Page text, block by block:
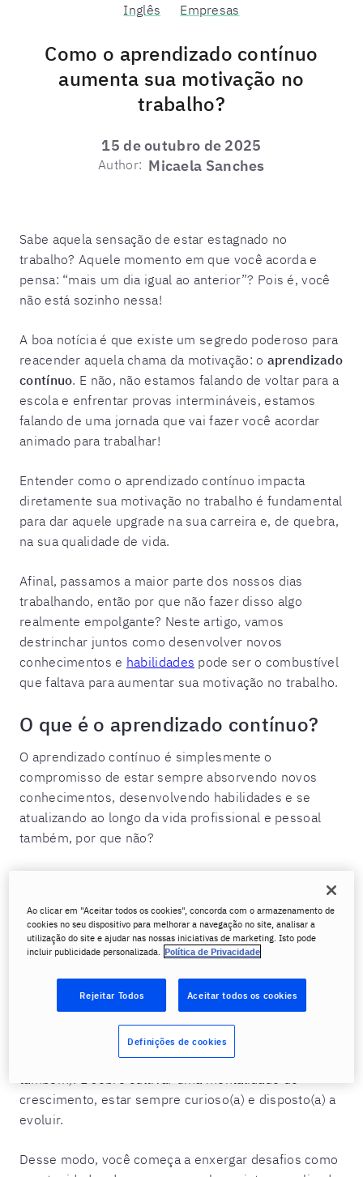
Inglês Empresas
Como o aprendizado contínuo
aumenta sua motivação no
trabalho?
15 de outubro de 2025
Author: Micaela Sanches
Sabe aquela sensação de estar estagnado no
trabalho? Aquele momento em que você acorda e
pensa: “mais um dia igual ao anterior”? Pois é, você
não está sozinho nessa!
A boa notícia é que existe um segredo poderoso para
reacender aquela chama da motivação: o aprendizado
contínuo. E não, não estamos falando de voltar para a
escola e enfrentar provas intermináveis, estamos
falando de uma jornada que vai fazer você acordar
animado para trabalhar!
Entender como o aprendizado contínuo impacta
diretamente sua motivação no trabalho é fundamental
para dar aquele upgrade na sua carreira e, de quebra,
na sua qualidade de vida.
Afinal, passamos a maior parte dos nossos dias
trabalhando, então por que não fazer disso algo
realmente empolgante? Neste artigo, vamos
destrinchar juntos como desenvolver novos
conhecimentos e habilidades pode ser o combustível
que faltava para aumentar sua motivação no trabalho.
O que é o aprendizado contínuo?
O aprendizado contínuo é simplesmente o
compromisso de estar sempre absorvendo novos
conhecimentos, desenvolvendo habilidades e se
atualizando ao longo da vida profissional e pessoal
também, por que não?
velocidade absurda, concorda? Tecnologias surgem
da noite para o dia, processos se transformam, e
aquela forma de trabalhar que funcionava super bem
há cinco anos pode estar completamente
ultrapassada hoje. É aí que entra o aprendizado
contínuo como seu melhor aliado!
Ele não é sobre acumular diplomas ou
para pendurar na parede (embora isso seja legal
crescimento, estar sempre curioso(a) e disposto(a) a
evoluir.
Desse modo, você começa a enxergar desafios como
Ao clicar em "Aceitar todos os cookies", concorda com o armazenamento de
cookies no seu dispositivo para melhorar a navegação no site, analisar a
utilização do site e ajudar nas nossas iniciativas de marketing. Isto pode
incluir publicidade personalizada. Política de Privacidade
Rejeitar Todos Aceitar todos os cookies
Definições de cookies